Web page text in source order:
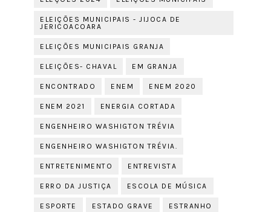
ELEIÇÕES MUNICIPAIS - JIJOCA DE
JERICOACOARA
ELEIÇÕES MUNICIPAIS GRANJA
ELEIÇÕES- CHAVAL EM GRANJA
ENCONTRADO ENEM ENEM 2020
ENEM 2021 ENERGIA CORTADA
ENGENHEIRO WASHIGTON TRÉVIA
ENGENHEIRO WASHIGTON TRÉVIA.
ENTRETENIMENTO ENTREVISTA
ERRO DA JUSTIÇA ESCOLA DE MÚSICA
ESPORTE ESTADO GRAVE ESTRANHO